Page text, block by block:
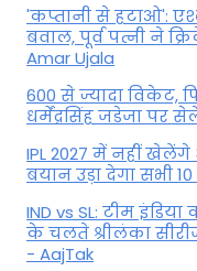
'कप्तानी से हटाओ':
बवाल, पूर्व पत्नी ने
Amar Ujala
600 से ज्यादा विकेट,
धर्मेंद्रसिंह जडेजा पर
IPL 2027 में नहीं
बयान उड़ा देगा सभी
IND vs SL: टीम
के चलते श्रीलंका
- AajTak